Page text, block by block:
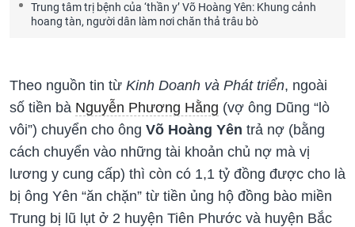
Trung tâm trị bệnh của ‘thần y’ Võ Hoàng Yên: Khung cảnh
hoang tàn, người dân làm nơi chăn thả trâu bò
Theo nguồn tin từ Kinh Doanh và Phát triển, ngoài
số tiền bà Nguyễn Phương Hằng (vợ ông Dũng “lò
vôi”) chuyển cho ông Võ Hoàng Yên trả nợ (bằng
cách chuyển vào những tài khoản chủ nợ mà vị
lương y cung cấp) thì còn có 1,1 tỷ đồng được cho là
bị ông Yên “ăn chặn” từ tiền ủng hộ đồng bào miền
Trung bị lũ lụt ở 2 huyện Tiên Phước và huyện Bắc